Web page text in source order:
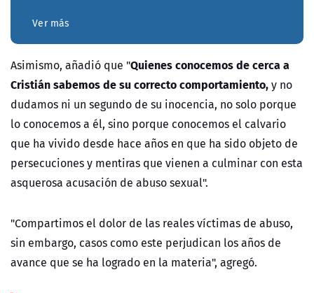
Ver más
Asimismo, añadió que "Quienes conocemos de cerca a
Cristián sabemos de su correcto comportamiento,y no
dudamos ni un segundo de su inocencia, no solo porque
lo conocemos a él, sino porque conocemos el calvario
que ha vivido desde hace años en que ha sido objeto de
persecuciones y mentiras que vienen a culminar con esta
asquerosa acusación de abuso sexual".
"Compartimos el dolor de las reales víctimas de abuso,
sin embargo, casos como este perjudican los años de
avance que se ha logrado en la materia", agregó.